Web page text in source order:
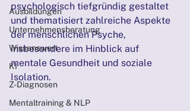
Ausbildungen
Unternehmensberatung
Wissenswert
KI
Z-Diagnosen
Mentaltraining & NLP
psychologisch tiefgründig gestaltet
und thematisiert zahlreiche Aspekte
der menschlichen Psyche,
insbesondere im Hinblick auf
mentale Gesundheit und soziale
Isolation.